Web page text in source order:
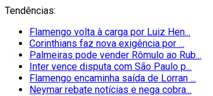
Tendências:
Flamengo volta à carga por Luiz Hen...
Corinthians faz nova exigência por ...
Palmeiras pode vender Rômulo ao Rub...
Inter vence disputa com São Paulo p...
Flamengo encaminha saída de Lorran ...
Neymar rebate notícias e nega cobra...